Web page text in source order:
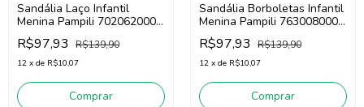
Sandália Laço Infantil
Menina Pampili 702062000
(Rosa)
R$97,93 R$139,90
12 x de R$10,07
Comprar
Sandália Borboletas Infantil
Menina Pampili 763008000
(Nude Irise)
R$97,93 R$139,90
12 x de R$10,07
Comprar